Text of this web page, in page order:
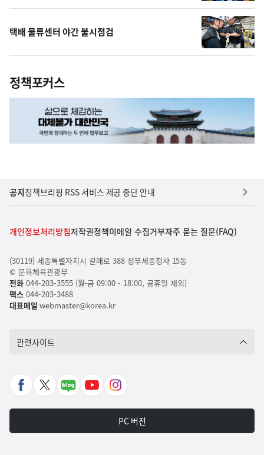
택배 물류센터 야간 불시점검
정책포커스
공지정책브리핑 RSS 서비스 제공 중단 안내
개인정보처리방침저작권정책이메일 수집거부자주 묻는 질문(FAQ)
(30119) 세종특별자치시 갈매로 388 정부세종청사 15동
© 문화체육관광부
전화044-203-3555 (월-금 09:00 - 18:00, 공휴일 제외)
팩스044-203-3488
대표메일 webmaster@korea.kr
관련사이트
페
북
X
가
네
포
유
바
인
타
그
PC 버전